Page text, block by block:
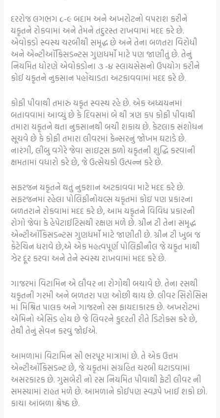
દરરોજ લગભગ ૮-૯ બદામ અને અખરોટનો વપરાશ કરીને
યકૃતને રોકવામાં અને તેમને તંદુરસ્ત રાખવામાં મદદ કરે છે.
એવોકડો સ્વસ્થ ચરબીથી સમૃદ્ધ છે અને તેના બળતરા વિરોધી
અને એન્ટીઑકિસડન્ટસ ગુણધર્મો માટે પણ જાણીતું છે. તેનું
નિયમિત ધોરણે એવોકડોના ૩ -૪ સ્લાયસેસનો ઉપયોગ કરીને
કોઈ યકૃતને નુકસાન પહોંચાડતા અટકાવવામાં મદદ કરે છે.
કોફી પીવાથી તમારું યકૃત સ્વસ્થ રહે છે. એક અધ્યયનમાં
બતાવવામાં આવ્યું છે કે દિવસમાં બે થી ત્રણ કપ કોફી પીવાથી
તમારા યકૃતને થતા નુકસાનથી બચી શકાય છે. કેટલાક સંશોધન
સૂચવે છે કે કોફી તમારા લીવરમાં કેન્સરનું જોખમ ઘટાડે છે.
નારંગી, લીંબુ વગેરે જેવા સાઇટ્રસ ફળો યકૃતની શુદ્ધિ કરવાની
ક્ષમતામાં વધારો કરે છે, જે ઉત્સેચકો ઉત્પન્ન કરે છે.
સફરજન યકૃતને થતું નુકશાન અટકાવવા માટે મદદ કરે છે.
સફરજનમાં રહેલા પોલિફીનોયલ્સ યકૃતમાં કોઇ પણ પ્રકારના
બળતરાને રોકવામાં મદદ કરે છે, આમ યકૃતને વિવિધ પ્રકારની
રોગો જેવા કે હેપેટાઈટિસથી રક્ષણ મળે છે. ગ્રીન ટી તેના સમૃદ્ધ
એન્ટીઑકિસડન્ટસ ગુણધર્મો માટે જાણીતી છે. ગ્રીન ટી ખુબ જ
કેંટેચિન ધરાવે છે,એ એક મહત્વપૂર્ણ પોલિફીનૌલ જે યકૃત માથી
ઝેર દૂર કરવા અને તેને સ્વસ્થ રાખવામાં મદદ કરે છે.
ગાજરમાં વિટામિન એ લીવર ના રોગોથી બચાવે છે. તેના રસથી
યકૃતની ગરમી અને બળતરા પણ ઓછી થાય છે. લીવર સિરોસિસ
માં મિશ્રિત પાલક અને ગાજરનો રસ ફાયદાકારક છે. અખરોટમાં
એમિનો એસિડ હોય છે જે લિવરને કુદરતી રીતે ડિટોક્સ કરે છે,
તેથી તેનું સેવન કરવું જોઈએ.
આમળામાં વિટામિન સી ભરપૂર માત્રામાં છે. તે એક ઉત્તમ
એન્ટીઑકિસડન્ટ છે, જે યકૃતમાં સંગ્રહિત ચરબી ઘટાડવામાં
અસરકારક છે. ગુસબેરી નો રસ નિયમિત પીવાથી ફેટી લીવર ની
સમસ્યામાં રાહત મળે છે. આમળાને કોઈપણ સ્વરૂપે ખાઈ શકો છો.
કાચા આંબળા શ્રેષ્ઠ છે.